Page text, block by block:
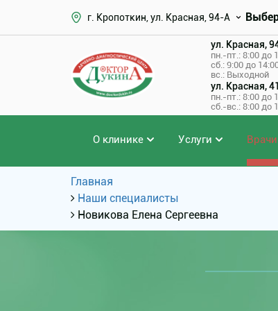
г. Кропоткин, ул. Красная, 94-А
ул. Красная,
пн.-пт.: 8:00 до
сб.: 9:00 до
вс.: Выходной
ул. Красная,
пн.-пт.: 8:00 до
сб.-вс.: 8:00 до
О клинике Услуги
Главная
Наши специалисты
Новикова Елена Сергеевна